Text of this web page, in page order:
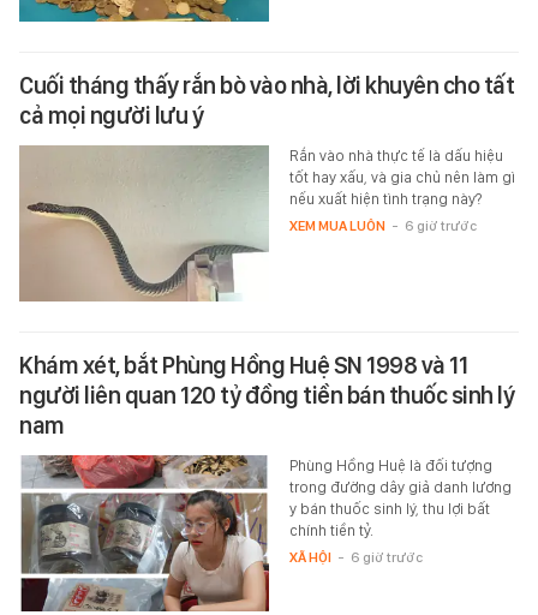
Cuối tháng thấy rắn bò vào nhà, lời khuyên cho tất
cả mọi người lưu ý
Rắn vào nhà thực tế là dấu hiệu
tốt hay xấu, và gia chủ nên làm gì
nếu xuất hiện tình trạng này?
XEM MUA LUÔN - 6 giờ trước
Khám xét, bắt Phùng Hồng Huệ SN 1998 và 11
người liên quan 120 tỷ đồng tiền bán thuốc sinh lý
nam
Phùng Hồng Huệ là đối tượng
trong đường dây giả danh lương
y bán thuốc sinh lý, thu lợi bất
chính tiền tỷ.
XÃ HỘI - 6 giờ trước